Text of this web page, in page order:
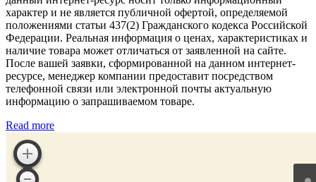
характер и не является публичной офертой, определяемой
положениями статьи 437(2) Гражданского кодекса Российской
Федерации. Реальная информация о ценах, характеристиках и
наличие товара может отличаться от заявленной на сайте.
После вашей заявки, сформированной на данном интернет-
ресурсе, менеджер компании предоставит посредством
телефонной связи или электронной почты актуальную
информацию о запрашиваемом товаре.
Read more